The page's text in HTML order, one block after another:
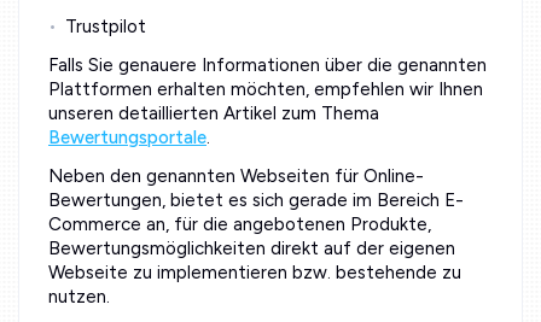
Trustpilot
Falls Sie genauere Informationen über die genannten
Plattformen erhalten möchten, empfehlen wir Ihnen
unseren detaillierten Artikel zum Thema
Bewertungsportale.
Neben den genannten Webseiten für Online-
Bewertungen, bietet es sich gerade im Bereich E-
Commerce an, für die angebotenen Produkte,
Bewertungsmöglichkeiten direkt auf der eigenen
Webseite zu implementieren bzw. bestehende zu
nutzen.